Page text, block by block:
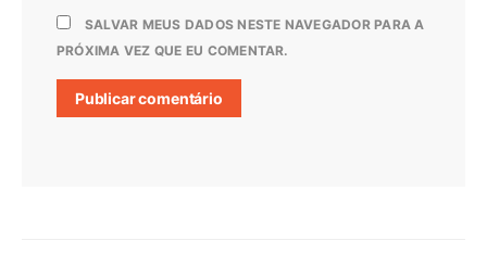
SALVAR MEUS DADOS NESTE NAVEGADOR PARA A
PRÓXIMA VEZ QUE EU COMENTAR.